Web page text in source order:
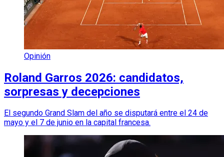
Opinión
Roland Garros 2026: candidatos,
sorpresas y decepciones
El segundo Grand Slam del año se disputará entre el 24 de
mayo y el 7 de junio en la capital francesa.